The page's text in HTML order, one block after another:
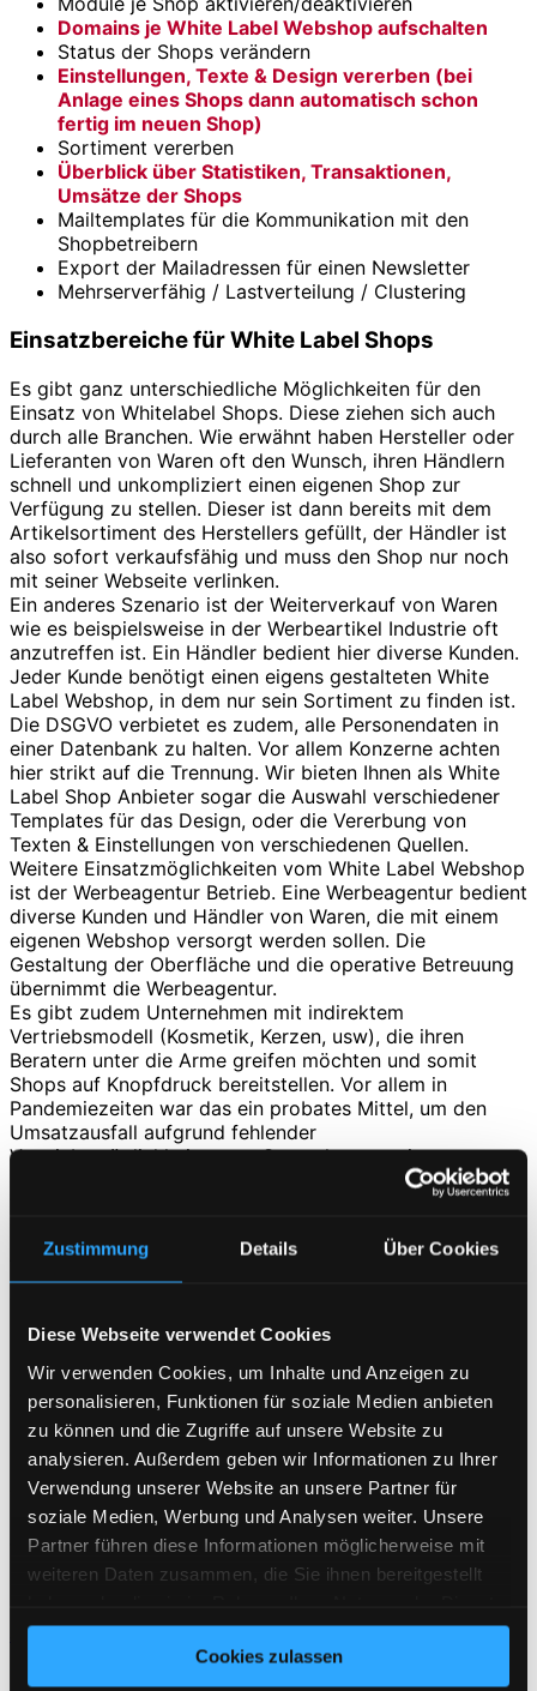
Zustimmung Details Über Cookies
Diese Webseite verwendet Cookies
Wir verwenden Cookies, um Inhalte und Anzeigen zu
personalisieren, Funktionen für soziale Medien anbieten
zu können und die Zugriffe auf unsere Website zu
analysieren. Außerdem geben wir Informationen zu Ihrer
Verwendung unserer Website an unsere Partner für
soziale Medien, Werbung und Analysen weiter. Unsere
Partner führen diese Informationen möglicherweise mit
weiteren Daten zusammen, die Sie ihnen bereitgestellt
gesammelt haben. Sie geben Einwilligung zu unseren
Cookies, wenn Sie unsere Webseite weiterhin nutzen.
Cookies zulassen
Domains je White Label Webshop aufschalten
Status der Shops verändern
Einstellungen, Texte & Design vererben (bei
Anlage eines Shops dann automatisch schon
fertig im neuen Shop)
Sortiment vererben
Überblick über Statistiken, Transaktionen,
Umsätze der Shops
Mailtemplates für die Kommunikation mit den
Shopbetreibern
Export der Mailadressen für einen Newsletter
Mehrserverfähig / Lastverteilung / Clustering
Einsatzbereiche für White Label Shops
Es gibt ganz unterschiedliche Möglichkeiten für den
Einsatz von Whitelabel Shops. Diese ziehen sich auch
durch alle Branchen. Wie erwähnt haben Hersteller oder
Lieferanten von Waren oft den Wunsch, ihren Händlern
schnell und unkompliziert einen eigenen Shop zur
Verfügung zu stellen. Dieser ist dann bereits mit dem
Artikelsortiment des Herstellers gefüllt, der Händler ist
also sofort verkaufsfähig und muss den Shop nur noch
mit seiner Webseite verlinken.
Ein anderes Szenario ist der Weiterverkauf von Waren
wie es beispielsweise in der Werbeartikel Industrie oft
anzutreffen ist. Ein Händler bedient hier diverse Kunden.
Jeder Kunde benötigt einen eigens gestalteten White
Label Webshop, in dem nur sein Sortiment zu finden ist.
Die DSGVO verbietet es zudem, alle Personendaten in
einer Datenbank zu halten. Vor allem Konzerne achten
hier strikt auf die Trennung. Wir bieten Ihnen als White
Label Shop Anbieter sogar die Auswahl verschiedener
Templates für das Design, oder die Vererbung von
Texten & Einstellungen von verschiedenen Quellen.
Weitere Einsatzmöglichkeiten vom White Label Webshop
ist der Werbeagentur Betrieb. Eine Werbeagentur bedient
diverse Kunden und Händler von Waren, die mit einem
eigenen Webshop versorgt werden sollen. Die
Gestaltung der Oberfläche und die operative Betreuung
übernimmt die Werbeagentur.
Es gibt zudem Unternehmen mit indirektem
Vertriebsmodell (Kosmetik, Kerzen, usw), die ihren
Beratern unter die Arme greifen möchten und somit
Shops auf Knopfdruck bereitstellen. Vor allem in
Pandemiezeiten war das ein probates Mittel, um den
Umsatzausfall aufgrund fehlender
Vertriebsmöglichkeiten vor Ort zu kompensieren.
Alle Händler, die viele verschiedene Zielgruppen oder
unterschiedliche Kunden bedienen, haben einen Nutzen
So nutzen beispielsweise viele Werbeartikel Händler
können. Jeder Kunde erhält also seinen eigenen Shop,
welcher mit wenigen Mausklicks installiert ist. Alle
Inhalte vererben sich, somit ist der Shop binnen
kürzester Zeit einsatzbereit.
Zudem nutzen viele Händler die Whitelabel Lösung, um
verschiedene Produktsortimente zu verkaufen. Zwar
könnte man das auch in einem System tun, jedoch
empfiehlt es sich aus Suchmaschinen-Gründen nicht. Die
Zielgruppen sind zudem meist zu unterschiedlich.
Jetzt beraten lassen!